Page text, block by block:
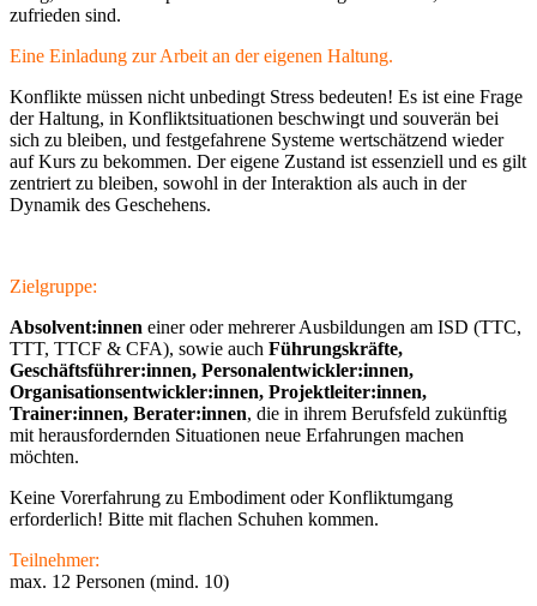
zufrieden sind.
Eine Einladung zur Arbeit an der eigenen Haltung.
Konflikte müssen nicht unbedingt Stress bedeuten! Es ist eine Frage
der Haltung, in Konfliktsituationen beschwingt und souverän bei
sich zu bleiben, und festgefahrene Systeme wertschätzend wieder
auf Kurs zu bekommen. Der eigene Zustand ist essenziell und es gilt
zentriert zu bleiben, sowohl in der Interaktion als auch in der
Dynamik des Geschehens.
Zielgruppe:
Absolvent:innen einer oder mehrerer Ausbildungen am ISD (TTC,
TTT, TTCF & CFA), sowie auch Führungskräfte,
Geschäftsführer:innen, Personalentwickler:innen,
Organisationsentwickler:innen, Projektleiter:innen,
Trainer:innen, Berater:innen, die in ihrem Berufsfeld zukünftig
mit herausfordernden Situationen neue Erfahrungen machen
möchten.
Keine Vorerfahrung zu Embodiment oder Konfliktumgang
erforderlich! Bitte mit flachen Schuhen kommen.
Teilnehmer:
max. 12 Personen (mind. 10)